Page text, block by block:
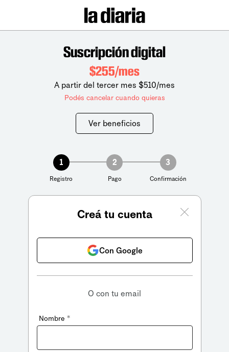
Suscripción digital
$255/mes
A partir del tercer mes $510/mes
Podés cancelar cuando quieras
Ver beneficios
1
Registro
2
Pago
3
Confirmación
Creá tu cuenta
Con Google
O con tu email
Nombre *